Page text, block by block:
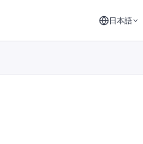
日本語